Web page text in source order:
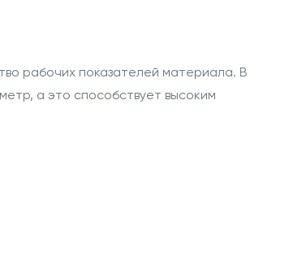
рабочих показателей материала. В
а это способствует высоким